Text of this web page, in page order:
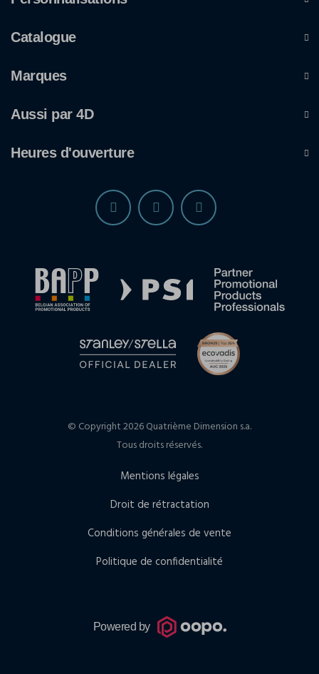
Catalogue
Marques
Aussi par 4D
Heures d'ouverture
© Copyright 2026 Quatrième Dimension s.a.
Tous droits réservés.
Mentions légales
Droit de rétractation
Conditions générales de vente
Politique de confidentialité
Powered by